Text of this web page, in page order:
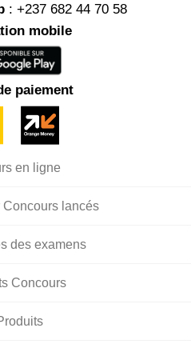
: +237 682 44 70 58
mobile
paiement
en ligne
lancés
des examens
Concours